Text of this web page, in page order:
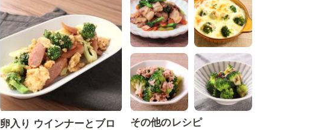
卵入り ウインナーとブロ
その他のレシピ